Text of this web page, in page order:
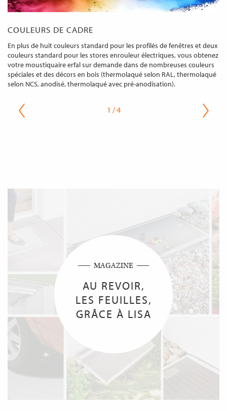
1 / 4
COULEURS DE CADRE
En plus de huit couleurs standard pour les profilés de fenêtres et deux
couleurs standard pour les stores enrouleur électriques, vous obtenez
votre moustiquaire erfal sur demande dans de nombreuses couleurs
spéciales et des décors en bois (thermolaqué selon RAL, thermolaqué
selon NCS, anodisé, thermolaqué avec pré-anodisation).
MAGAZINE
AU REVOIR,
LES FEUILLES,
GRÂCE À LISA